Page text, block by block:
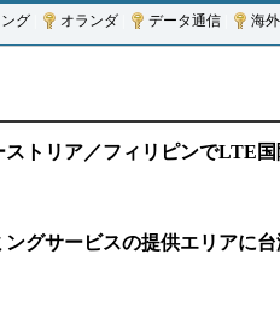
グ オランダ データ通信 海外
トリア／フィリピンでLTE
グサービスの提供エリアに